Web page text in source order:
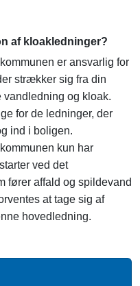
af kloakledninger?
er ansvarlig for
strækker sig fra din
og kloak.
for de ledninger, der
ind i boligen.
kun har
ved det
fører affald og spildevand
at tage sig af
hovedledning.